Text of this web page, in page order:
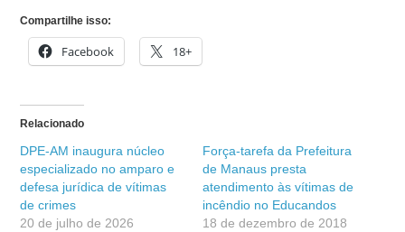
Compartilhe isso:
Facebook 18+
Relacionado
DPE-AM inaugura núcleo
especializado no amparo e
defesa jurídica de vítimas
de crimes
20 de julho de 2026
Força-tarefa da Prefeitura
de Manaus presta
atendimento às vítimas de
incêndio no Educandos
18 de dezembro de 2018